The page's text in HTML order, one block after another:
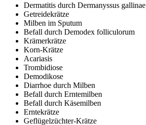
Dermatitis durch Dermanyssus gallinae
Getreidekrätze
Milben im Sputum
Befall durch Demodex folliculorum
Krämerkrätze
Korn-Krätze
Acariasis
Trombidiose
Demodikose
Diarrhoe durch Milben
Befall durch Erntemilben
Befall durch Käsemilben
Erntekrätze
Geflügelzüchter-Krätze